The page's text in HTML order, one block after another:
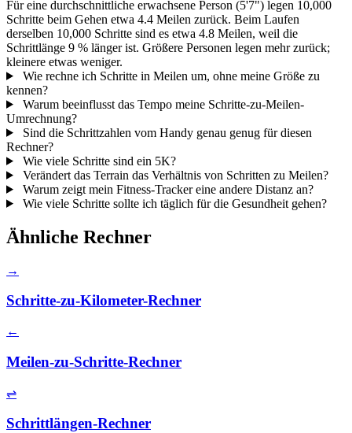
Für eine durchschnittliche erwachsene Person (5'7") legen 10,000
Schritte beim Gehen etwa 4.4 Meilen zurück. Beim Laufen
derselben 10,000 Schritte sind es etwa 4.8 Meilen, weil die
Schrittlänge 9 % länger ist. Größere Personen legen mehr zurück;
kleinere etwas weniger.
Wie rechne ich Schritte in Meilen um, ohne meine Größe zu
kennen?
Warum beeinflusst das Tempo meine Schritte-zu-Meilen-
Umrechnung?
Sind die Schrittzahlen vom Handy genau genug für diesen
Rechner?
Wie viele Schritte sind ein 5K?
Verändert das Terrain das Verhältnis von Schritten zu Meilen?
Warum zeigt mein Fitness-Tracker eine andere Distanz an?
Wie viele Schritte sollte ich täglich für die Gesundheit gehen?
Ähnliche Rechner
→
Schritte-zu-Kilometer-Rechner
←
Meilen-zu-Schritte-Rechner
⇌
Schrittlängen-Rechner